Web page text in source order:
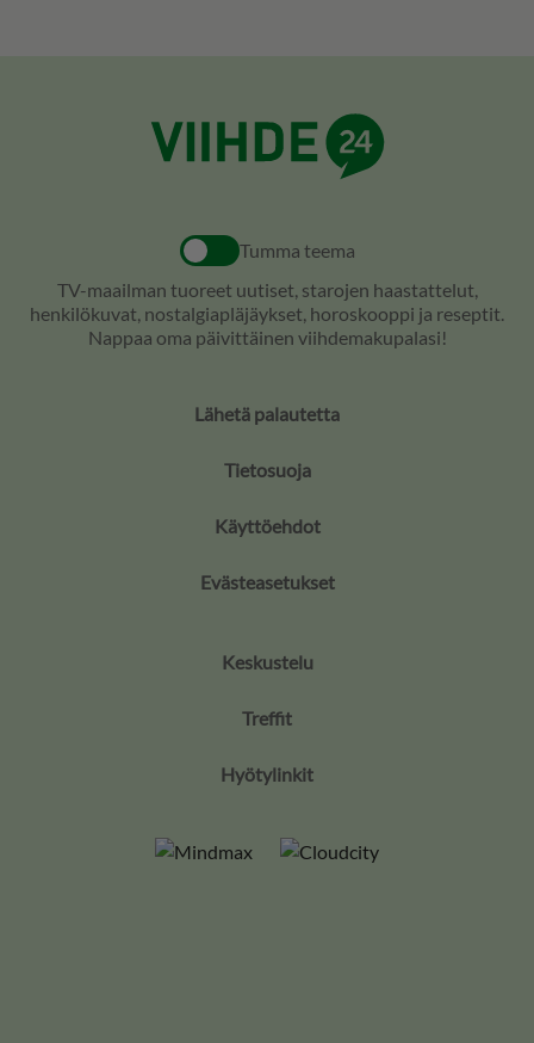
Tumma teema
TV-maailman tuoreet uutiset, starojen haastattelut,
henkilökuvat, nostalgiapläjäykset, horoskooppi ja reseptit.
Nappaa oma päivittäinen viihdemakupalasi!
Lähetä palautetta
Tietosuoja
Käyttöehdot
Evästeasetukset
Keskustelu
Treffit
Hyötylinkit